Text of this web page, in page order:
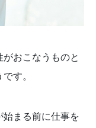
おこなうものと
す。
まる前に仕事を